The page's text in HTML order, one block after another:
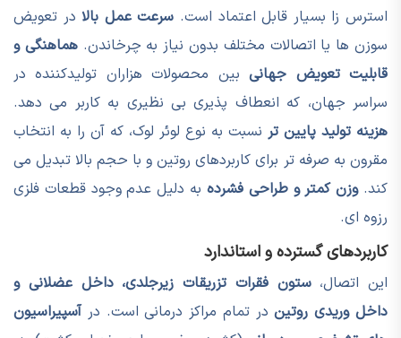
استرس زا بسیار قابل اعتماد است. سرعت عمل بالادر تعویض
سوزن ها یا اتصالات مختلف بدون نیاز به چرخاندن.هماهنگی و
قابلیت تعویض جهانیبین محصولات هزاران تولیدکننده در
سراسر جهان، که انعطاف پذیری بی نظیری به کاربر می دهد.
هزینه تولید پایین تر نسبت به نوع لوئر لوک، که آن را به انتخاب
مقرون به صرفه تر برای کاربردهای روتین و با حجم بالا تبدیل می
کند.وزن کمتر و طراحی فشرده به دلیل عدم وجود قطعات فلزی
رزوه ای.
کاربردهای گسترده و استاندارد
این اتصال،ستون فقرات تزریقات زیرجلدی، داخل عضلانی و
داخل وریدی روتیندر تمام مراکز درمانی است. درآسپیراسیون